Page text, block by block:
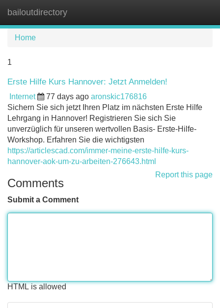
bailoutdirectory
Home
1
Erste Hilfe Kurs Hannover: Jetzt Anmelden!
Internet 77 days ago aronskic176816
Sichern Sie sich jetzt Ihren Platz im nächsten Erste Hilfe
Lehrgang in Hannover! Registrieren Sie sich Sie
unverzüglich für unseren wertvollen Basis- Erste-Hilfe-
Workshop. Erfahren Sie die wichtigsten
https://articlescad.com/immer-meine-erste-hilfe-kurs-
hannover-aok-um-zu-arbeiten-276643.html
Report this page
Comments
Submit a Comment
HTML is allowed